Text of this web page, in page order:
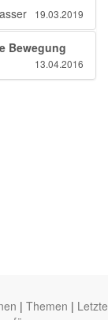
19.03.2019
Bewegung
13.04.2016
| Themen | Letzte